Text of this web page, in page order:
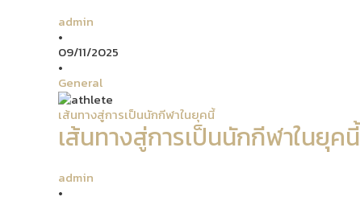
admin
•
09/11/2025
•
General
เส้นทางสู่การเป็นนักกีฬาในยุคนี้
เส้นทางสู่การเป็นนักกีฬาในยุคนี้
admin
•